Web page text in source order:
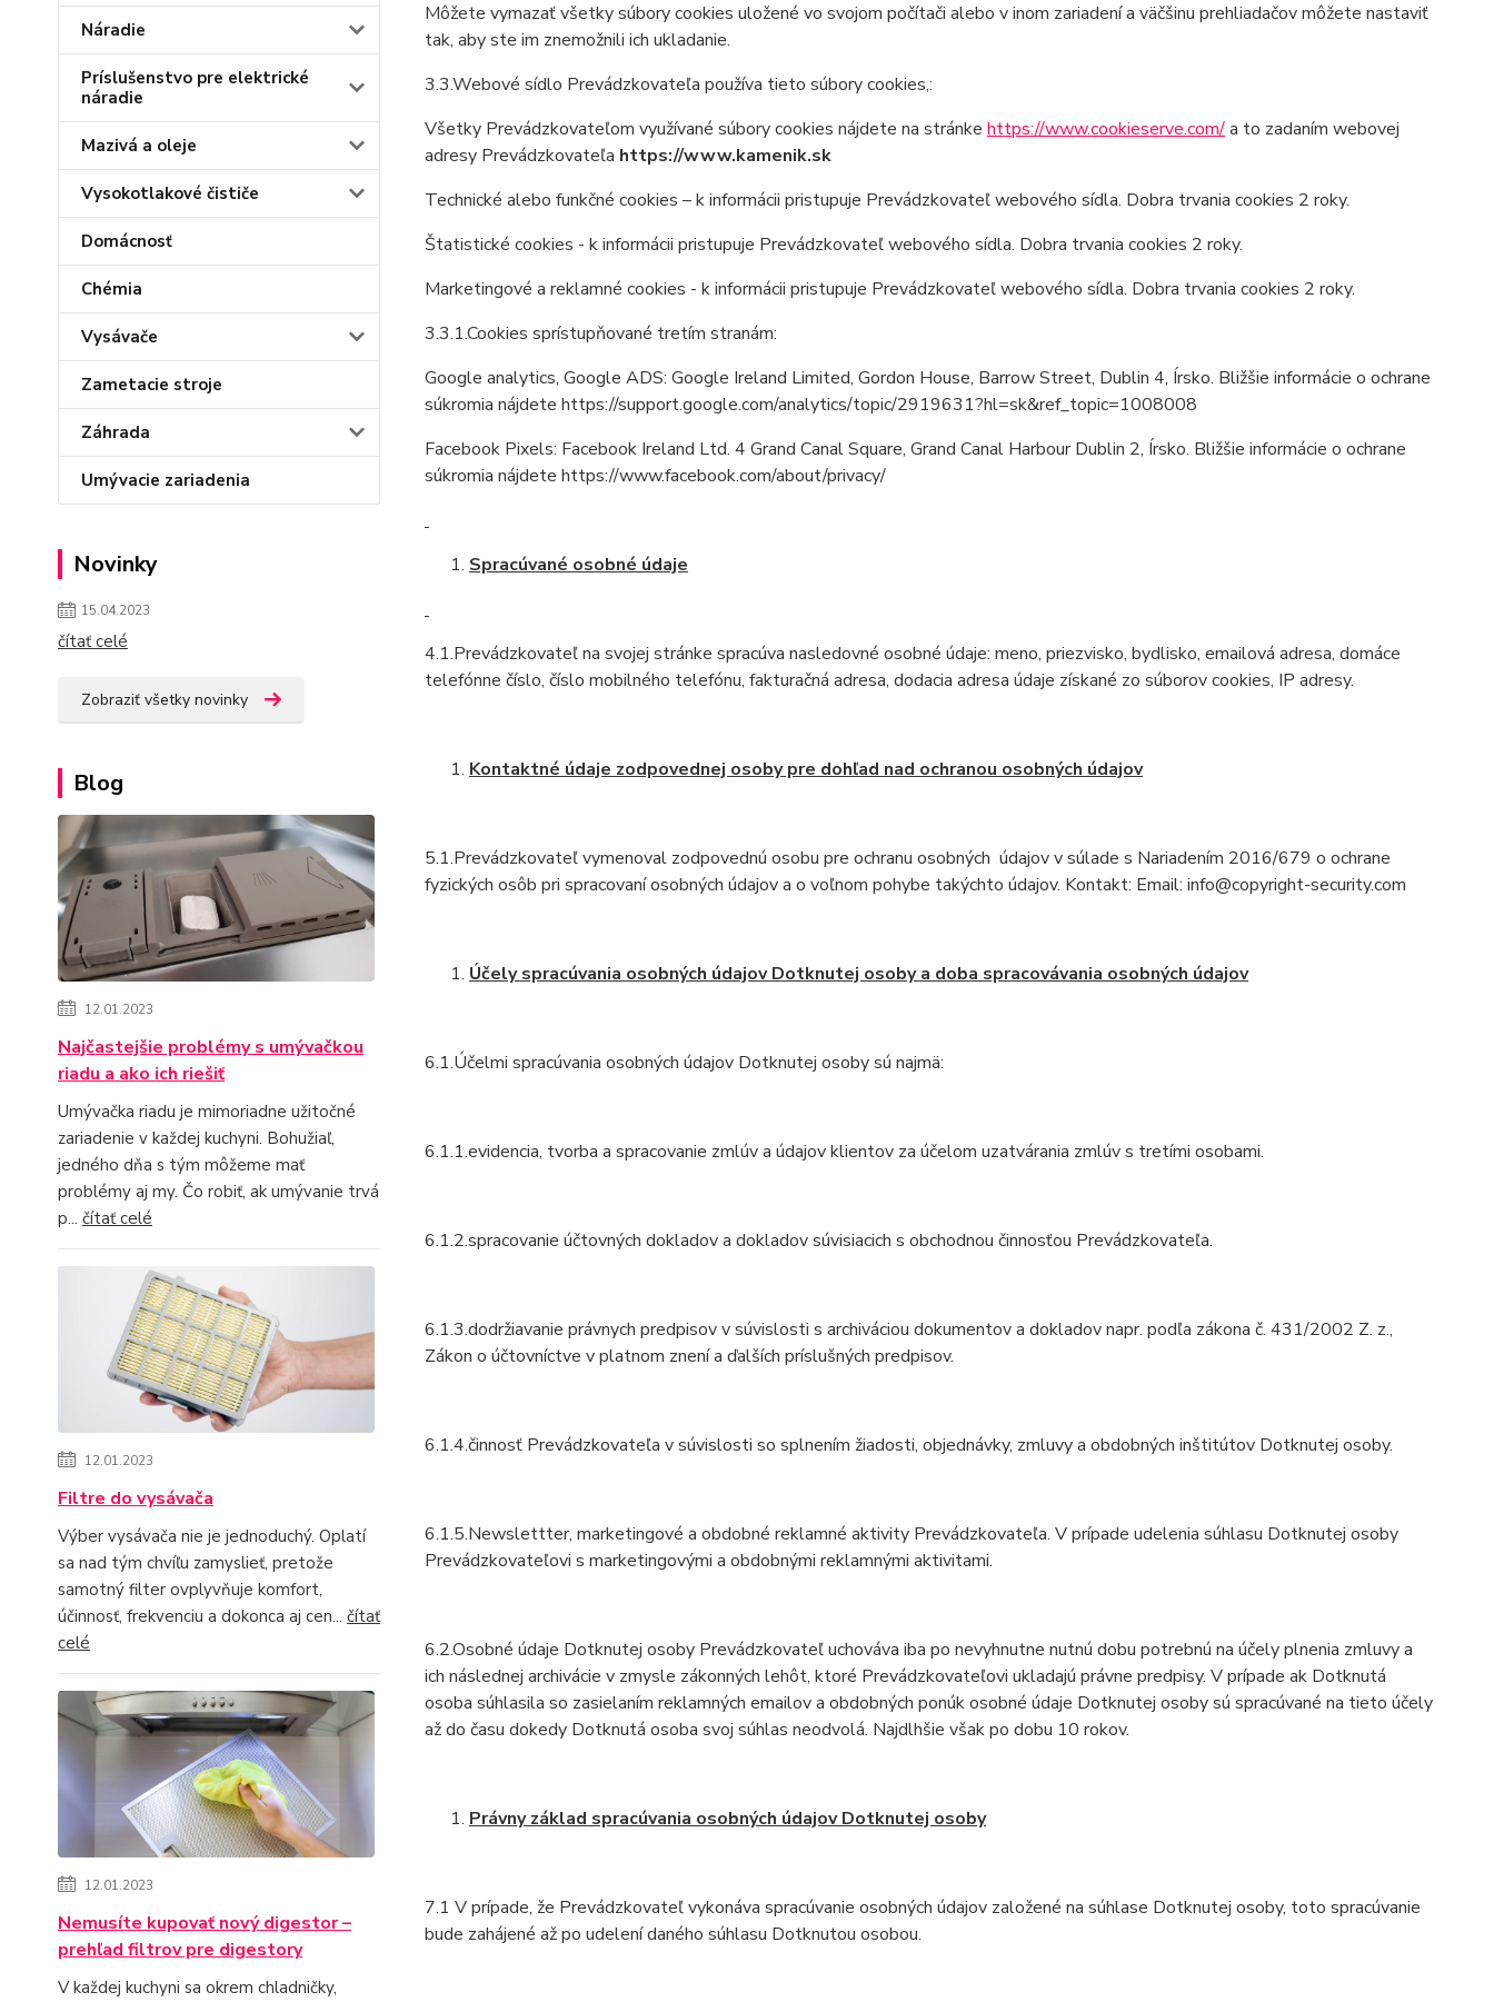
Náradie
Príslušenstvo pre elektrické
náradie
Mazivá a oleje
Vysokotlakové čističe
Domácnosť
Chémia
Vysávače
Zametacie stroje
Záhrada
Umývacie zariadenia
Novinky
15.04.2023
čítať celé
Zobraziť všetky novinky
Blog
12.01.2023
Najčastejšie problémy s umývačkou
riadu a ako ich riešiť
Umývačka riadu je mimoriadne užitočné
zariadenie v každej kuchyni. Bohužiaľ,
jedného dňa s tým môžeme mať
problémy aj my. Čo robiť, ak umývanie trvá
p... čítať celé
12.01.2023
Filtre do vysávača
Výber vysávača nie je jednoduchý. Oplatí
sa nad tým chvíľu zamyslieť, pretože
samotný filter ovplyvňuje komfort,
účinnosť, frekvenciu a dokonca aj cen... čítať
celé
12.01.2023
Nemusíte kupovať nový digestor –
prehľad filtrov pre digestory
V každej kuchyni sa okrem chladničky,
Môžete vymazať všetky súbory cookies uložené vo svojom počítači alebo v inom zariadení a väčšinu prehliadačov môžete nastaviť
tak, aby ste im znemožnili ich ukladanie.
3.3.Webové sídlo Prevádzkovateľa používa tieto súbory cookies,:
Všetky Prevádzkovateľom využívané súbory cookies nájdete na stránke https://www.cookieserve.com/a to zadaním webovej
adresy Prevádzkovateľa https://www.kamenik.sk
Technické alebo funkčné cookies – k informácii pristupuje Prevádzkovateľ webového sídla. Dobra trvania cookies 2 roky.
Štatistické cookies - k informácii pristupuje Prevádzkovateľ webového sídla. Dobra trvania cookies 2 roky.
Marketingové a reklamné cookies - k informácii pristupuje Prevádzkovateľ webového sídla. Dobra trvania cookies 2 roky.
3.3.1.Cookies sprístupňované tretím stranám:
Google analytics, Google ADS: Google Ireland Limited, Gordon House, Barrow Street, Dublin 4, Írsko. Bližšie informácie o ochrane
súkromia nájdete https://support.google.com/analytics/topic/2919631?hl=sk&ref_topic=1008008
Facebook Pixels: Facebook Ireland Ltd. 4 Grand Canal Square, Grand Canal Harbour Dublin 2, Írsko. Bližšie informácie o ochrane
súkromia nájdete https://www.facebook.com/about/privacy/
Spracúvané osobné údaje
4.1.Prevádzkovateľ na svojej stránke spracúva nasledovné osobné údaje: meno, priezvisko, bydlisko, emailová adresa, domáce
telefónne číslo, číslo mobilného telefónu, fakturačná adresa, dodacia adresa údaje získané zo súborov cookies, IP adresy.
Kontaktné údaje zodpovednej osoby pre dohľad nad ochranou osobných údajov
5.1.Prevádzkovateľ vymenoval zodpovednú osobu pre ochranu osobných údajov v súlade s Nariadením 2016/679 o ochrane
fyzických osôb pri spracovaní osobných údajov a o voľnom pohybe takýchto údajov. Kontakt: Email: info@copyright-security.com
Účely spracúvania osobných údajov Dotknutej osoby a doba spracovávania osobných údajov
6.1.Účelmi spracúvania osobných údajov Dotknutej osoby sú najmä:
6.1.1.evidencia, tvorba a spracovanie zmlúv a údajov klientov za účelom uzatvárania zmlúv s tretími osobami.
6.1.2.spracovanie účtovných dokladov a dokladov súvisiacich s obchodnou činnosťou Prevádzkovateľa.
6.1.3.dodržiavanie právnych predpisov v súvislosti s archiváciou dokumentov a dokladov napr. podľa zákona č. 431/2002 Z. z.,
Zákon o účtovníctve v platnom znení a ďalších príslušných predpisov.
6.1.4.činnosť Prevádzkovateľa v súvislosti so splnením žiadosti, objednávky, zmluvy a obdobných inštitútov Dotknutej osoby.
6.1.5.Newslettter, marketingové a obdobné reklamné aktivity Prevádzkovateľa. V prípade udelenia súhlasu Dotknutej osoby
Prevádzkovateľovi s marketingovými a obdobnými reklamnými aktivitami.
6.2.Osobné údaje Dotknutej osoby Prevádzkovateľ uchováva iba po nevyhnutne nutnú dobu potrebnú na účely plnenia zmluvy a
ich následnej archivácie v zmysle zákonných lehôt, ktoré Prevádzkovateľovi ukladajú právne predpisy. V prípade ak Dotknutá
osoba súhlasila so zasielaním reklamných emailov a obdobných ponúk osobné údaje Dotknutej osoby sú spracúvané na tieto účely
až do času dokedy Dotknutá osoba svoj súhlas neodvolá. Najdlhšie však po dobu 10 rokov.
Právny základ spracúvania osobných údajov Dotknutej osoby
7.1 V prípade, že Prevádzkovateľ vykonáva spracúvanie osobných údajov založené na súhlase Dotknutej osoby, toto spracúvanie
bude zahájené až po udelení daného súhlasu Dotknutou osobou.